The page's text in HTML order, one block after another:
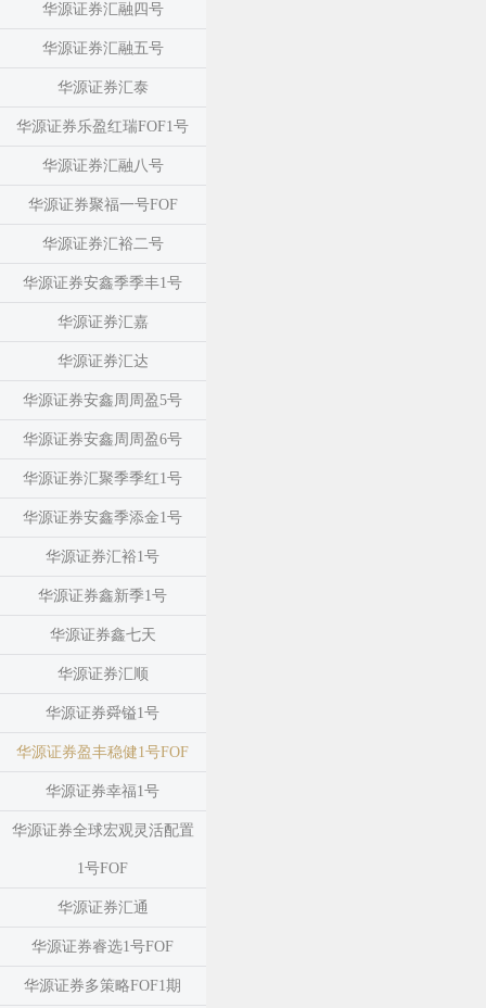
华源证券汇融四号
华源证券汇融五号
华源证券汇泰
华源证券乐盈红瑞FOF1号
华源证券汇融八号
华源证券聚福一号FOF
华源证券汇裕二号
华源证券安鑫季季丰1号
华源证券汇嘉
华源证券汇达
华源证券安鑫周周盈5号
华源证券安鑫周周盈6号
华源证券汇聚季季红1号
华源证券安鑫季添金1号
华源证券汇裕1号
华源证券鑫新季1号
华源证券鑫七天
华源证券汇顺
华源证券舜镒1号
华源证券盈丰稳健1号FOF
华源证券幸福1号
华源证券全球宏观灵活配置
1号FOF
华源证券汇通
华源证券睿选1号FOF
华源证券多策略FOF1期